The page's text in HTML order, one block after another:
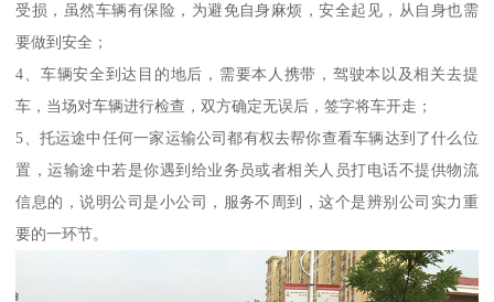
受损，虽然车辆有保险，为避免自身麻烦，安全起见，从自身也需
要做到安全；
4、车辆安全到达目的地后，需要本人携带，驾驶本以及相关去提
车，当场对车辆进行检查，双方确定无误后，签字将车开走；
5、托运途中任何一家运输公司都有权去帮你查看车辆达到了什么位
置，运输途中若是你遇到给业务员或者相关人员打电话不提供物流
信息的，说明公司是小公司，服务不周到，这个是辨别公司实力重
要的一环节。